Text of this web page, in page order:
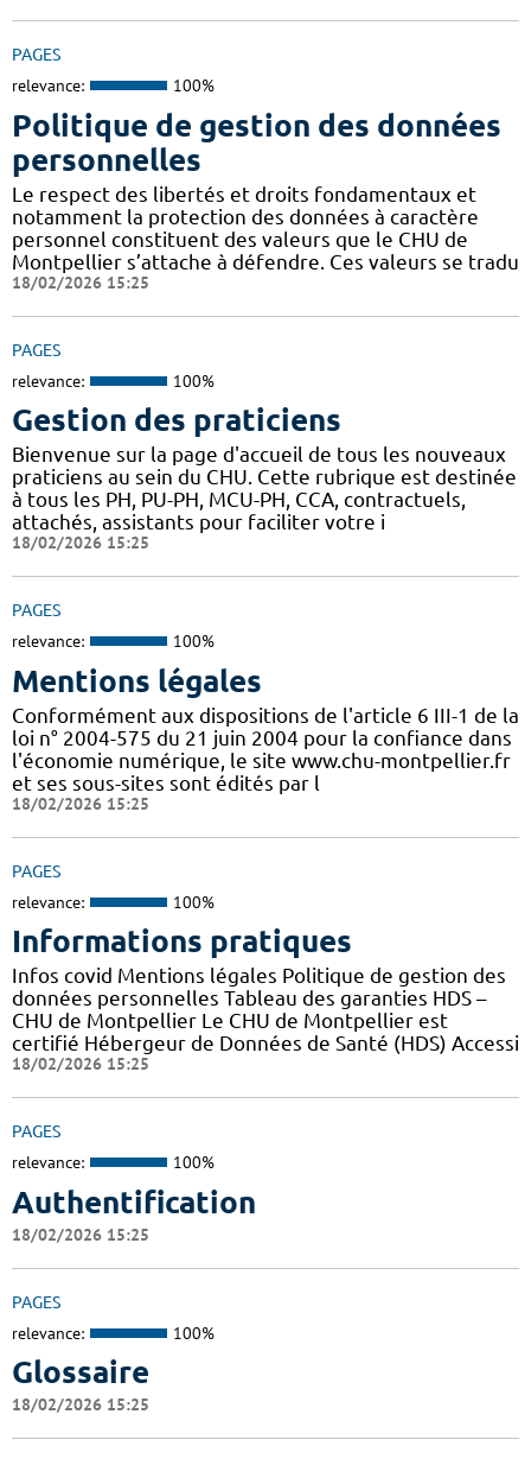
PAGES
relevance: 100%
Politique de gestion des données
personnelles
Le respect des libertés et droits fondamentaux et
notamment la protection des données à caractère
personnel constituent des valeurs que le CHU de
Montpellier s’attache à défendre. Ces valeurs se tradu
18/02/2026 15:25
PAGES
relevance: 100%
Gestion des praticiens
Bienvenue sur la page d'accueil de tous les nouveaux
praticiens au sein du CHU. Cette rubrique est destinée
à tous les PH, PU-PH, MCU-PH, CCA, contractuels,
attachés, assistants pour faciliter votre i
18/02/2026 15:25
PAGES
relevance: 100%
Mentions légales
Conformément aux dispositions de l'article 6 III-1 de la
loi n° 2004-575 du 21 juin 2004 pour la confiance dans
l'économie numérique, le site www.chu-montpellier.fr
et ses sous-sites sont édités par l
18/02/2026 15:25
PAGES
relevance: 100%
Informations pratiques
Infos covid Mentions légales Politique de gestion des
données personnelles Tableau des garanties HDS –
CHU de Montpellier Le CHU de Montpellier est
certifié Hébergeur de Données de Santé (HDS) Accessi
18/02/2026 15:25
PAGES
relevance: 100%
Authentification
18/02/2026 15:25
PAGES
relevance: 100%
Glossaire
18/02/2026 15:25